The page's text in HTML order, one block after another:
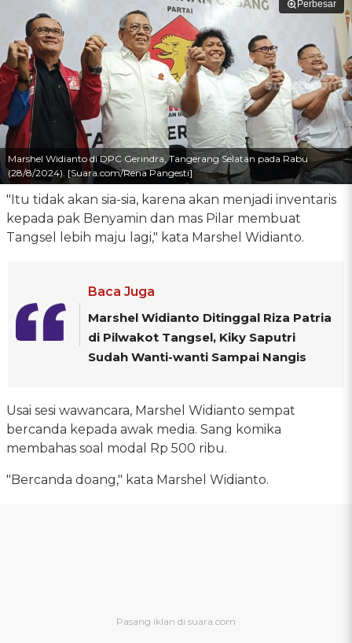
Perbesar
Marshel Widianto di DPC Gerindra, Tangerang Selatan pada Rabu
(28/8/2024). [Suara.com/Rena Pangesti]
"Itu tidak akan sia-sia, karena akan menjadi inventaris
kepada pak Benyamin dan mas Pilar membuat
Tangsel lebih maju lagi," kata Marshel Widianto.
Baca Juga
Marshel Widianto Ditinggal Riza Patria
di Pilwakot Tangsel, Kiky Saputri
Sudah Wanti-wanti Sampai Nangis
Usai sesi wawancara, Marshel Widianto sempat
bercanda kepada awak media. Sang komika
membahas soal modal Rp 500 ribu.
"Bercanda doang," kata Marshel Widianto.